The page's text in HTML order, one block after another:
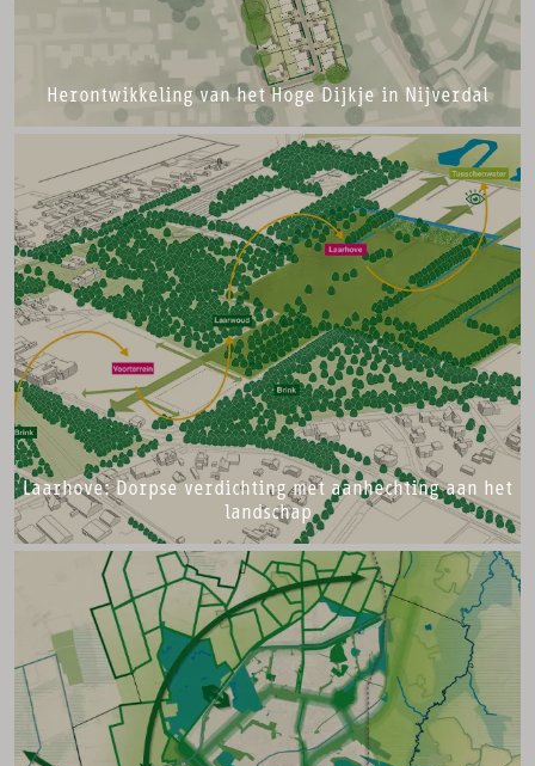
Herontwikkeling van het Hoge Dijkje in Nijverdal
Laarhove: Dorpse verdichting met aanhechting aan het
landschap